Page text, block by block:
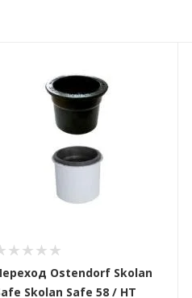
Ostendorf Skolan
Skolan Safe 58 / HT